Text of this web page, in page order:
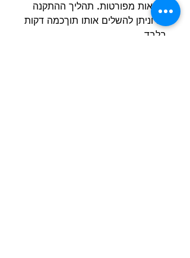
הוראות מפורטות. תהליך ההתקנה
קל וניתן להשלים אותו תוךכמה דקות
בלבד.